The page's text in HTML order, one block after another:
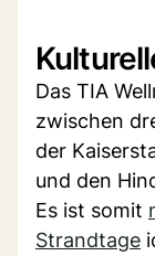
Das TIA
zwischen
der
und den
Es ist somit
Strandtage